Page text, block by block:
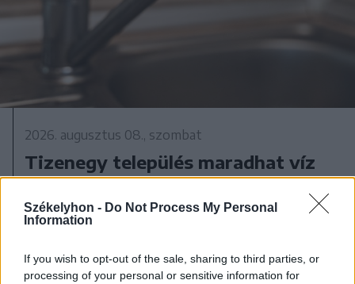
Székelyhon - Do Not Process My Personal
Information
If you wish to opt-out of the sale, sharing to third parties, or
processing of your personal or sensitive information for
2026. augusztus 08., szombat
Tizenegy település maradhat víz
nélkül Udvarhelyszéken